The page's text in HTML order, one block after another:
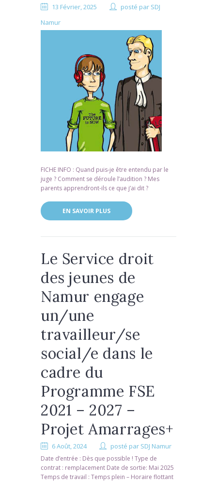
13 Février, 2025 posté par SDJ
Namur
FICHE INFO : Quand puis-je être entendu par le
juge ? Comment se déroule l’audition ? Mes
parents apprendront-ils ce que j’ai dit ?
EN SAVOIR PLUS
Le Service droit
des jeunes de
Namur engage
un/une
travailleur/se
social/e dans le
cadre du
Programme FSE
2021 – 2027 –
Projet Amarrages+
6 Août, 2024 posté par SDJ Namur
Date d’entrée : Dès que possible ! Type de
contrat : remplacement Date de sortie: Mai 2025
Temps de travail : Temps plein – Horaire flottant